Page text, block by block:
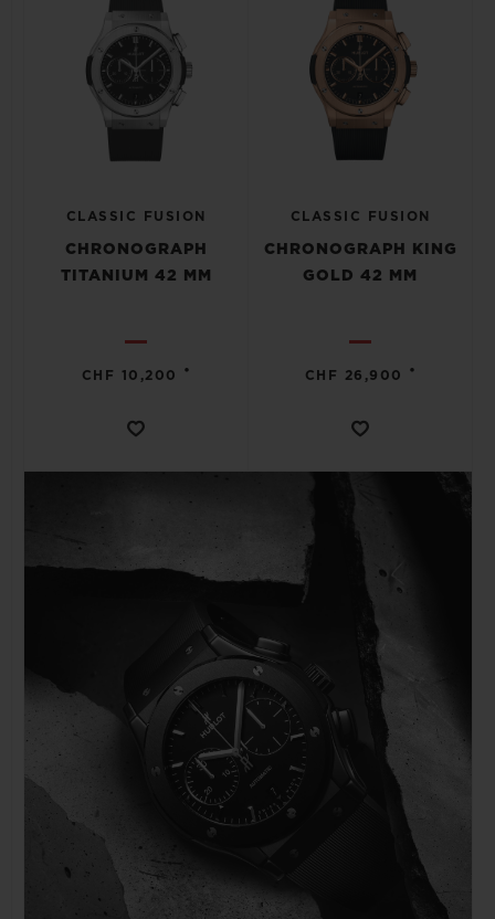
CLASSIC FUSION
CHRONOGRAPH
TITANIUM 42 MM
CHF 10,200 •
CLASSIC FUSION
CHRONOGRAPH KING
GOLD 42 MM
CHF 26,900 •